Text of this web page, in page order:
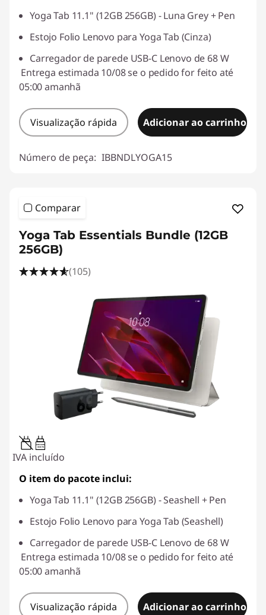
Yoga Tab 11.1" (12GB 256GB) - Luna Grey + Pen
Estojo Folio Lenovo para Yoga Tab (Cinza)
Carregador de parede USB-C Lenovo de 68 W
Entrega estimada 10/08 se o pedido for feito até
05:00 amanhã
Visualização rápida Adicionar ao carrinho
Número de peça: IBBNDLYOGA15
Comparar
Yoga Tab Essentials Bundle (12GB
256GB)
(105)
20W-60W
USB PD
IVA incluído
O item do pacote inclui:
Yoga Tab 11.1" (12GB 256GB) - Seashell + Pen
Estojo Folio Lenovo para Yoga Tab (Seashell)
Carregador de parede USB-C Lenovo de 68 W
Entrega estimada 10/08 se o pedido for feito até
05:00 amanhã
Visualização rápida Adicionar ao carrinho